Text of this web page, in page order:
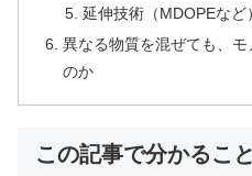
延伸技術（MDOPEなど）
異なる物質を混ぜても、
のか
この記事で分かること